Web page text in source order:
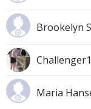
Brookelyn
Maria